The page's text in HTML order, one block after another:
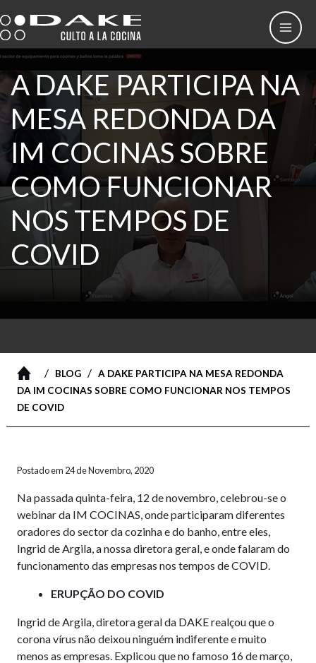
to
content
A DAKE PARTICIPA NA
MESA REDONDA DA
IM COCINAS SOBRE
COMO FUNCIONAR
NOS TEMPOS DE
COVID
/ BLOG/ A DAKE PARTICIPA NA MESA REDONDA
DA IM COCINAS SOBRE COMO FUNCIONAR NOS TEMPOS
DE COVID
Postado em 24 de Novembro, 2020
Na passada quinta-feira, 12 de novembro, celebrou-se o
webinar da IM COCINAS, onde participaram diferentes
oradores do sector da cozinha e do banho, entre eles,
Ingrid de Argila, a nossa diretora geral, e onde falaram do
funcionamento das empresas nos tempos de COVID.
ERUPÇÃO DO COVID
Ingrid de Argila, diretora geral da DAKE realçou que o
corona vírus não deixou ninguém indiferente e muito
menos as empresas. Explicou que no famoso 16 de março,